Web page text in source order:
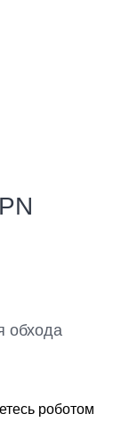
обхода
роботом